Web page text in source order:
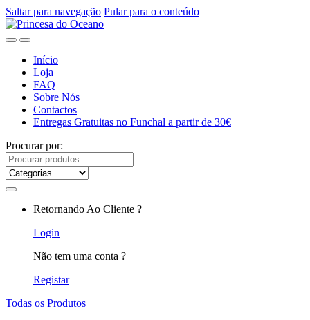
Saltar para navegação Pular para o conteúdo
Início
Loja
FAQ
Sobre Nós
Contactos
Entregas Gratuitas no Funchal a partir de 30€
Procurar por:
Retornando Ao Cliente ?
Login
Não tem uma conta ?
Registar
Todas os Produtos